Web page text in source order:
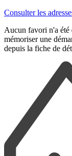
Consulter les
Aucun favori n'a été
mémoriser une
depuis la fiche de